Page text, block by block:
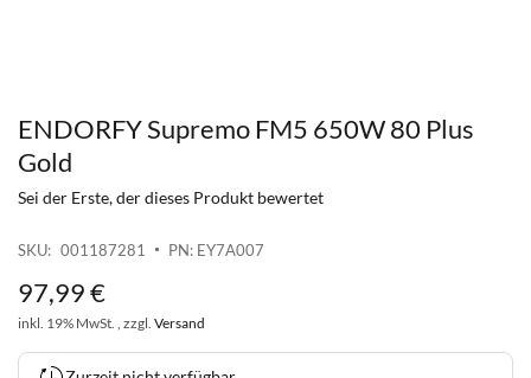
ENDORFY Supremo FM5 650W 80 Plus
Gold
SKU 001187281 PN: EY7A007
Sei der Erste, der dieses Produkt bewertet
97,99€
inkl. 19% MwSt. , zzgl. Versand
Zum
Anfang
Bildgalerie